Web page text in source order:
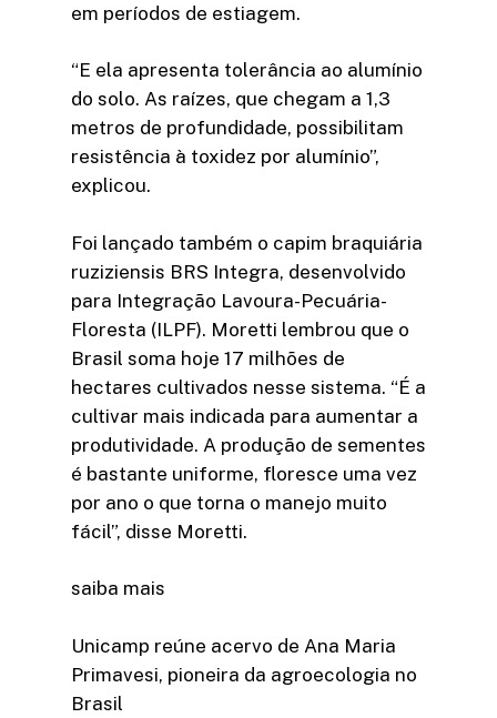
em períodos de estiagem.
“E ela apresenta tolerância ao alumínio
do solo. As raízes, que chegam a 1,3
metros de profundidade, possibilitam
resistência à toxidez por alumínio”,
explicou.
Foi lançado também o capim braquiária
ruziziensis BRS Integra, desenvolvido
para Integração Lavoura-Pecuária-
Floresta (ILPF). Moretti lembrou que o
Brasil soma hoje 17 milhões de
hectares cultivados nesse sistema. “É a
cultivar mais indicada para aumentar a
produtividade. A produção de sementes
é bastante uniforme, floresce uma vez
por ano o que torna o manejo muito
fácil”, disse Moretti.
saiba mais
Unicamp reúne acervo de Ana Maria
Primavesi, pioneira da agroecologia no
Brasil